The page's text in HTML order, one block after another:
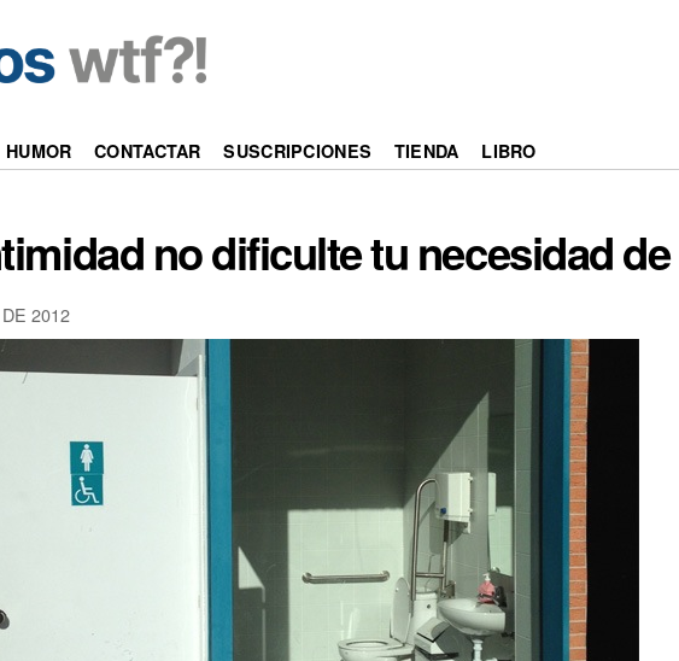
HUMOR CONTACTAR SUSCRIPCIONES TIENDA LIBRO
no dificulte tu necesidad
2012